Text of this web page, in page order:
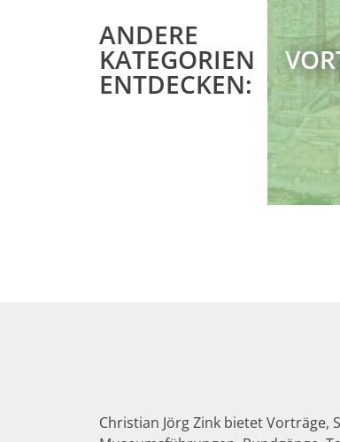
ANDERE
KATEGORIEN
ENTDECKEN:
Christian Jörg Zink bietet Vorträge,